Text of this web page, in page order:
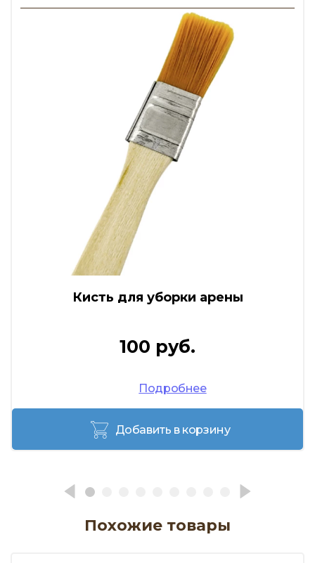
Кисть для уборки арены
100 руб.
Подробнее
Добавить в корзину
Похожие товары